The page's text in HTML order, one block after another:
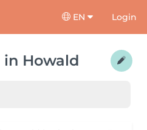
EN Login
in Howald